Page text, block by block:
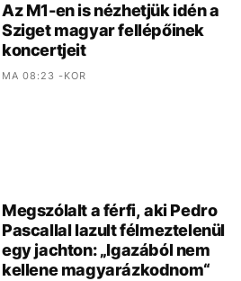
Az M1-en is nézhetjük idén a
Sziget magyar fellépőinek
koncertjeit
MA 08:23 -KOR
Megszólalt a férfi, aki Pedro
Pascallal lazult félmeztelenül
egy jachton: „Igazából nem
kellene magyarázkodnom“